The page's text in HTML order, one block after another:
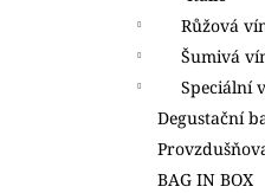
Růžová
Šumivá
Speciální
Degustační
BAG IN BOX